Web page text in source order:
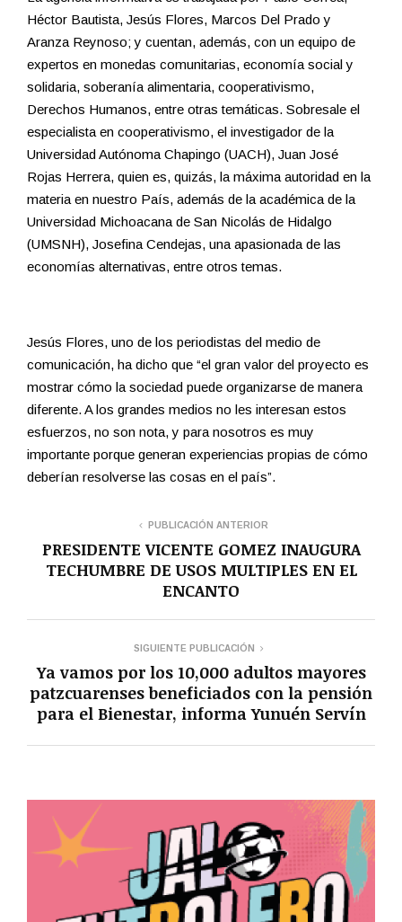
Héctor Bautista, Jesús Flores, Marcos Del Prado y
Aranza Reynoso; y cuentan, además, con un equipo de
expertos en monedas comunitarias, economía social y
solidaria, soberanía alimentaria, cooperativismo,
Derechos Humanos, entre otras temáticas. Sobresale el
especialista en cooperativismo, el investigador de la
Universidad Autónoma Chapingo (UACH), Juan José
Rojas Herrera, quien es, quizás, la máxima autoridad en la
materia en nuestro País, además de la académica de la
Universidad Michoacana de San Nicolás de Hidalgo
(UMSNH), Josefina Cendejas, una apasionada de las
economías alternativas, entre otros temas.
Jesús Flores, uno de los periodistas del medio de
comunicación, ha dicho que “el gran valor del proyecto es
mostrar cómo la sociedad puede organizarse de manera
diferente. A los grandes medios no les interesan estos
esfuerzos, no son nota, y para nosotros es muy
importante porque generan experiencias propias de cómo
deberían resolverse las cosas en el país”.
PUBLICACIÓN ANTERIOR
PRESIDENTE VICENTE GOMEZ INAUGURA
TECHUMBRE DE USOS MULTIPLES EN EL
ENCANTO
SIGUIENTE PUBLICACIÓN
Ya vamos por los 10,000 adultos mayores
patzcuarenses beneficiados con la pensión
para el Bienestar, informa Yunuén Servín